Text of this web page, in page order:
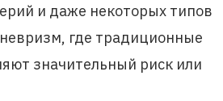
и даже некоторых типов
где традиционные
значительный риск или